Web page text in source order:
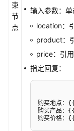
区
权
束
节
点
输入参数：单
location：
product：
price：引
指定回复：
购买地点
购买产品
购买价格